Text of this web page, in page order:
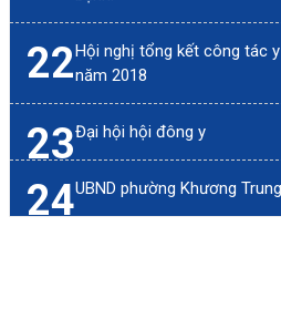
22Hội nghị tổng kết công tác
năm 2018
23Đại hội hội đông y
24UBND phường Khương